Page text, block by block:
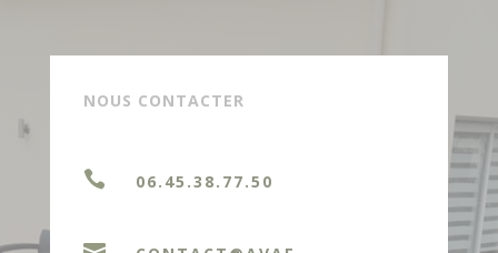
NOUS CONTACTER
 06.45.38.77.50